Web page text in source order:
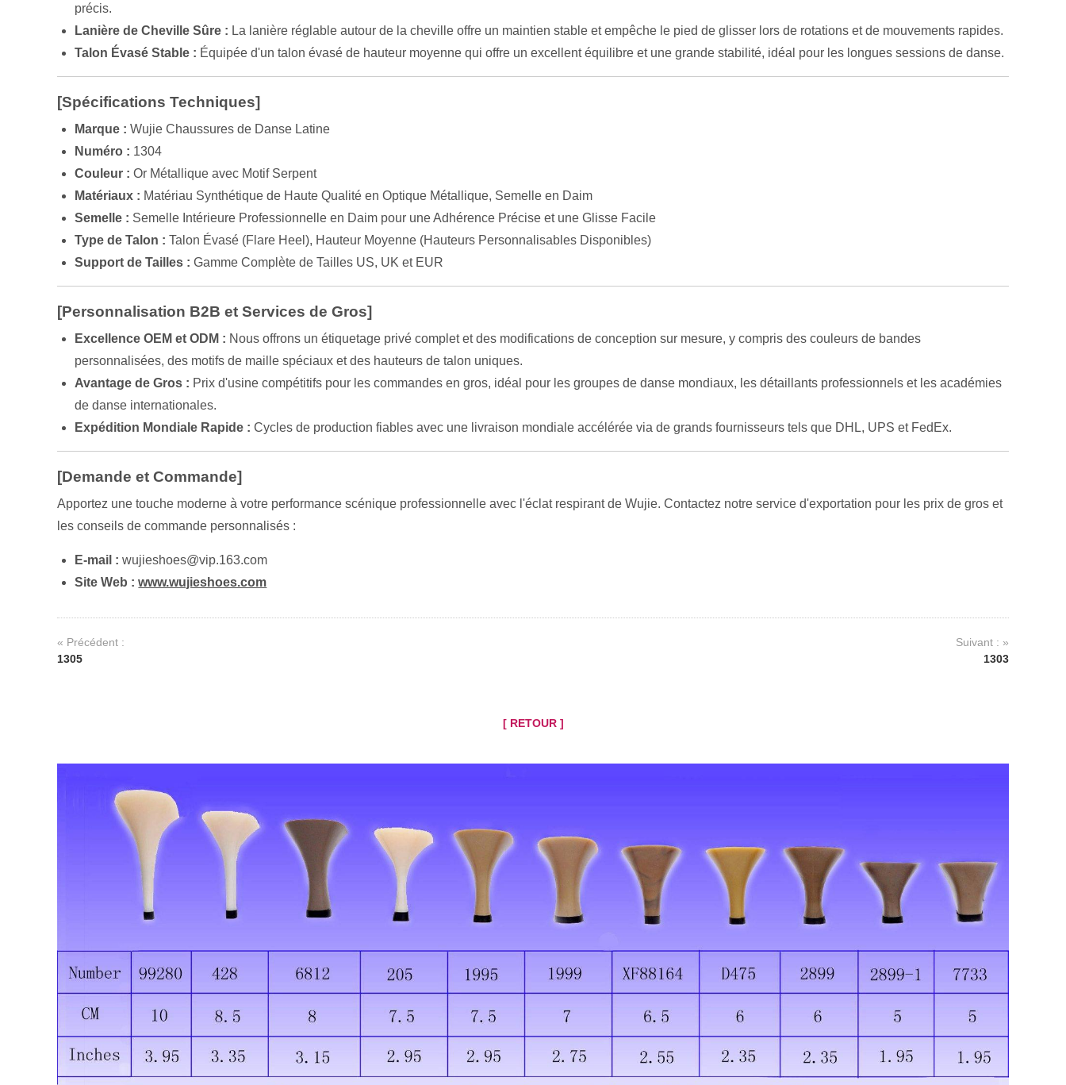
précis.
Lanière de Cheville Sûre : La lanière réglable autour de la cheville offre un maintien stable et empêche le pied de glisser lors de rotations et de mouvements rapides.
Talon Évasé Stable : Équipée d'un talon évasé de hauteur moyenne qui offre un excellent équilibre et une grande stabilité, idéal pour les longues sessions de danse.
[Spécifications Techniques]
Marque : Wujie Chaussures de Danse Latine
Numéro : 1304
Couleur : Or Métallique avec Motif Serpent
Matériaux : Matériau Synthétique de Haute Qualité en Optique Métallique, Semelle en Daim
Semelle : Semelle Intérieure Professionnelle en Daim pour une Adhérence Précise et une Glisse Facile
Type de Talon : Talon Évasé (Flare Heel), Hauteur Moyenne (Hauteurs Personnalisables Disponibles)
Support de Tailles : Gamme Complète de Tailles US, UK et EUR
[Personnalisation B2B et Services de Gros]
Excellence OEM et ODM : Nous offrons un étiquetage privé complet et des modifications de conception sur mesure, y compris des couleurs de bandes
personnalisées, des motifs de maille spéciaux et des hauteurs de talon uniques.
Avantage de Gros : Prix d'usine compétitifs pour les commandes en gros, idéal pour les groupes de danse mondiaux, les détaillants professionnels et les académies
de danse internationales.
Expédition Mondiale Rapide : Cycles de production fiables avec une livraison mondiale accélérée via de grands fournisseurs tels que DHL, UPS et FedEx.
[Demande et Commande]
Apportez une touche moderne à votre performance scénique professionnelle avec l'éclat respirant de Wujie. Contactez notre service d'exportation pour les prix de gros et
les conseils de commande personnalisés :
E-mail : wujieshoes@vip.163.com
Site Web : www.wujieshoes.com
« Précédent :
1305
Suivant : »
1303
[ RETOUR ]